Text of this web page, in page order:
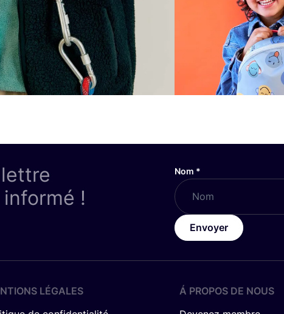
!
Nom *
Envoyer
LÉGALES
Á PROPOS DE NOUS